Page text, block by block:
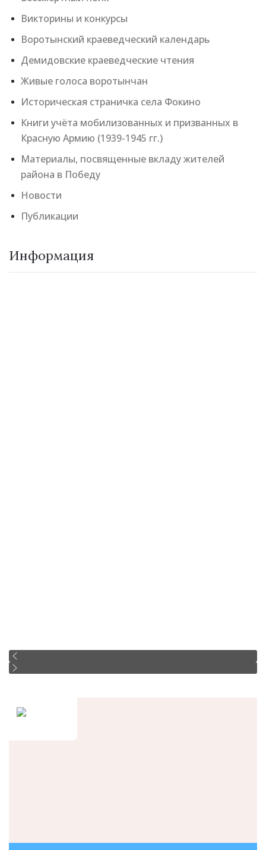
Викторины и конкурсы
Воротынский краеведческий календарь
Демидовские краеведческие чтения
Живые голоса воротынчан
Историческая страничка села Фокино
Книги учёта мобилизованных и призванных в
Красную Армию (1939-1945 гг.)
Материалы, посвященные вкладу жителей
района в Победу
Новости
Публикации
Информация